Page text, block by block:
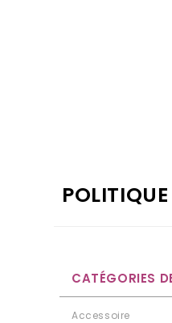
CATÉGORIES
Accessoire